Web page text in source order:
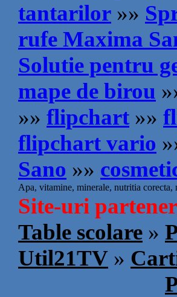
tantarilor »»
rufe Maxima
Solutie pentru
mape de birou
»» flipchart »»
flipchart vario
Sano »»
Apa, vitamine, minerale, nutritia corecta,
Site-uri
Table scolare »
Util21TV »